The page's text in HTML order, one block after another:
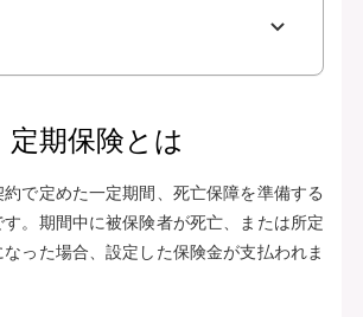
定期保険とは
で定めた一定期間、死亡保障を準備する
。期間中に被保険者が死亡、または所定
った場合、設定した保険金が支払われま